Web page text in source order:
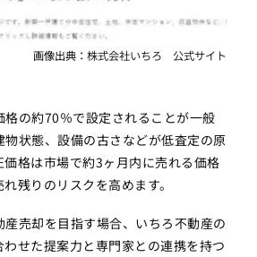
画像出典： 株式会社いちろ 公式サイト
の約70％で設定されることが一般
状態、設備の古さなどが低査定の原
格は市場で約3ヶ月内に売れる価格
残りのリスクを高めます。
売却を目指す場合、いちろ不動産の
せた提案力と専門家との連携を持つ